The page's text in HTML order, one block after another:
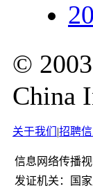
©
China
关于我们 |招聘
信息网络传播
发证机关：国